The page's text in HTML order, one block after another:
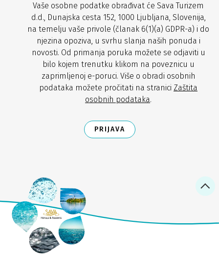
Vaše osobne podatke obrađivat će Sava Turizem
d.d., Dunajska cesta 152, 1000 Ljubljana, Slovenija,
na temelju vaše privole (članak 6(1)(a) GDPR-a) i do
njezina opoziva, u svrhu slanja naših ponuda i
novosti. Od primanja poruka možete se odjaviti u
bilo kojem trenutku klikom na poveznicu u
zaprimljenoj e-poruci. Više o obradi osobnih
podataka možete pročitati na stranici Zaštita
osobnih podataka.
PRIJAVA